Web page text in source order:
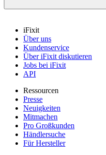
iFixit
Über uns
Kundenservice
Über iFixit diskutieren
Jobs bei iFixit
API
Ressourcen
Presse
Neuigkeiten
Mitmachen
Pro Großkunden
Händlersuche
Für Hersteller